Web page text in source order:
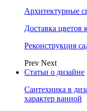
Архитектурные
Доставка цветов
Реконструкция
Prev Next
Статьи о дизайне
Сантехника в
характер ванной